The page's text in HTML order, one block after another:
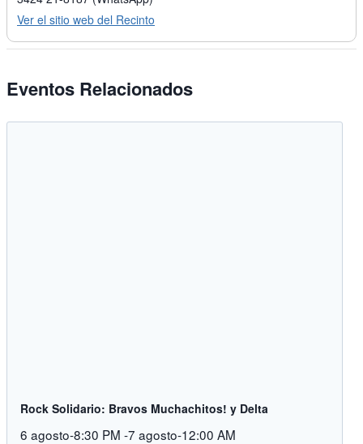
Ver el sitio web del Recinto
Eventos Relacionados
Rock Solidario: Bravos Muchachitos! y Delta
6 agosto-8:30 PM -7 agosto-12:00 AM